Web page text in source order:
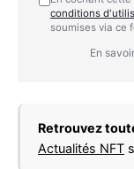
conditions
soumises via ce
En
Retrouvez
Actualités NFT